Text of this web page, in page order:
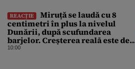
REACȚIE
Miruță se laudă cu 8
centimetri în plus la nivelul
Dunării, după scufundarea
barjelor. Creșterea realā este de
doar 4 centimetri
10:00